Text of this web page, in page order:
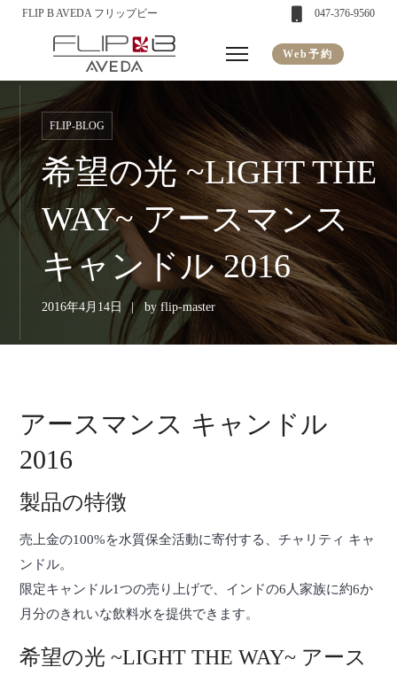
FLIP B AVEDA フリップビー 047-376-9560
Web予約
FLIP-BLOG
希望の光 ~LIGHT THE
WAY~ アースマンス
キャンドル 2016
2016年4月14日 by flip-master
アースマンス キャンドル
2016
製品の特徴
売上金の100%を水質保全活動に寄付する、チャリティ キャ
ンドル。
限定キャンドル1つの売り上げで、インドの6人家族に約6か
月分のきれいな飲料水を提供できます。
希望の光 ~LIGHT THE WAY~ アース